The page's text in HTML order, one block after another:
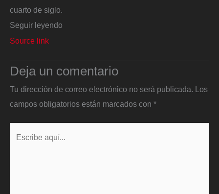
cuarto de siglo.
Seguir leyendo
Source link
Deja un comentario
Tu dirección de correo electrónico no será publicada. Los
campos obligatorios están marcados con *